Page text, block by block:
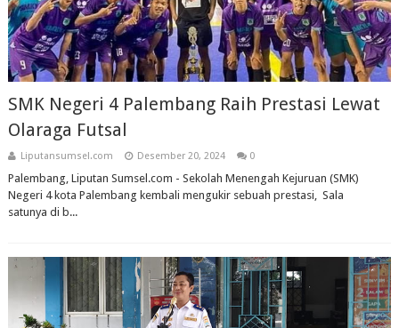
SMK Negeri 4 Palembang Raih Prestasi Lewat
Olaraga Futsal
Liputansumsel.com Desember 20, 2024 0
Palembang, Liputan Sumsel.com - Sekolah Menengah Kejuruan (SMK)
Negeri 4 kota Palembang kembali mengukir sebuah prestasi, Sala
satunya di b...